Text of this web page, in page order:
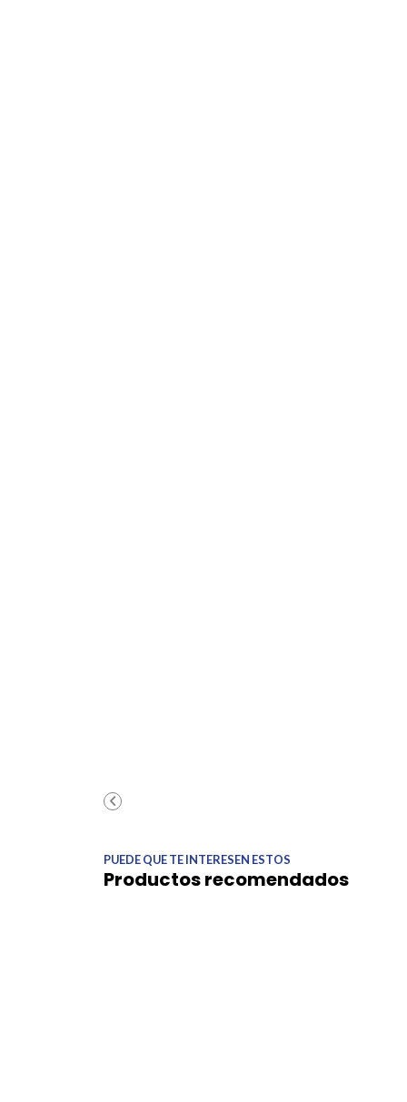
PUEDE QUE TE INTERESEN ESTOS
Productos recomendados